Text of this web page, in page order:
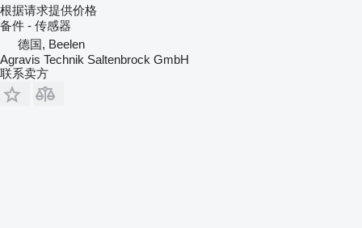
根据请求提供价格
备件 - 传感器
德国, Beelen
Agravis Technik Saltenbrock GmbH
联系卖方